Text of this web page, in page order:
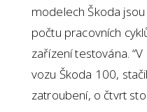
modelech Škoda
počtu pracovních
zařízení testována.
vozu Škoda 100,
zatroubení, o čtvrt